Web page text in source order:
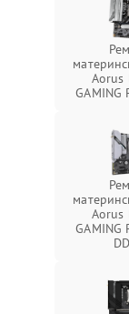
Aorus
GAMING
Aorus
GAMING